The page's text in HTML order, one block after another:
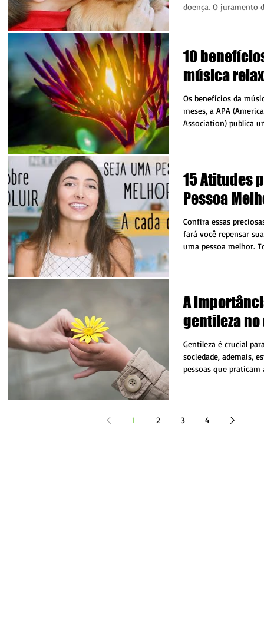
doença. O juramento
encaixa muito bem
10
música
Os benefícios da
meses, a APA
Association) publica
15 Atitudes
Pessoa
Confira essas
fará você repensar
uma pessoa melhor.
A
gentileza
Gentileza é crucial
sociedade, ademais,
pessoas que
1 2 3 4